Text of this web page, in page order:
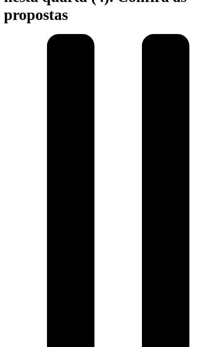
propostas